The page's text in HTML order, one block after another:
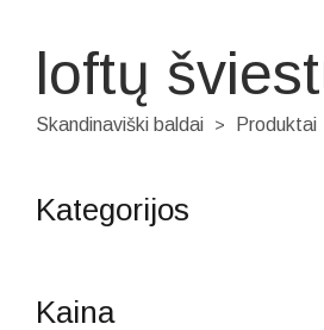
loftų
Skandinaviški baldai > Produktai
Kategorijos
Kaina